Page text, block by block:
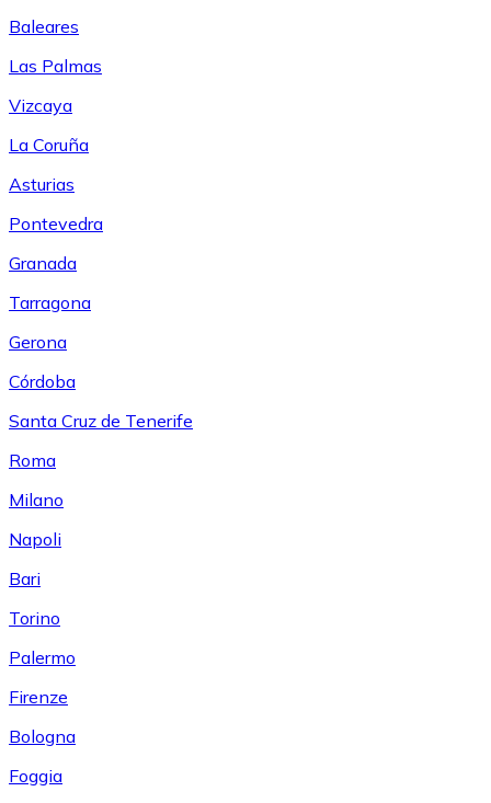
Baleares
Las Palmas
Vizcaya
La Coruña
Asturias
Pontevedra
Granada
Tarragona
Gerona
Córdoba
Santa Cruz de Tenerife
Roma
Milano
Napoli
Bari
Torino
Palermo
Firenze
Bologna
Foggia